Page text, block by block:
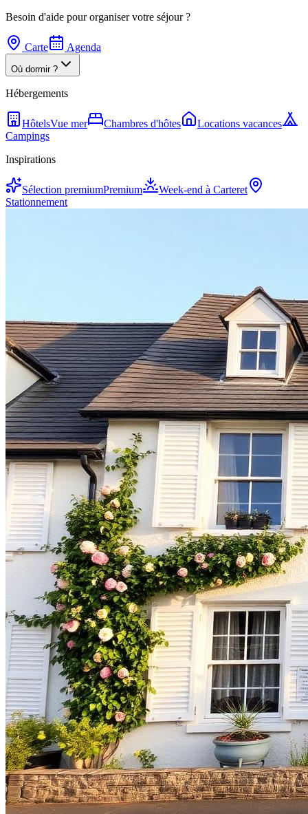
Besoin d'aide pour organiser votre séjour ?
Carte Agenda
Où dormir ?
Hébergements
HôtelsVue mer Chambres d'hôtes
Locations vacances
Campings
Inspirations
Sélection premiumPremium
Week-end à Carteret
Stationnement